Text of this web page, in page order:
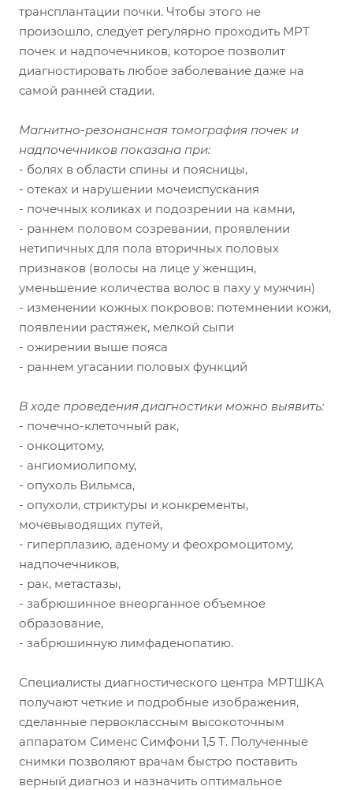
трансплантации почки. Чтобы этого не
произошло, следует регулярно проходить МРТ
почек и надпочечников, которое позволит
диагностировать любое заболевание даже на
самой ранней стадии.
Магнитно-резонансная томография почек и
надпочечников показана при:
- болях в области спины и поясницы,
- отеках и нарушении мочеиспускания
- почечных коликах и подозрении на камни,
- раннем половом созревании, проявлении
нетипичных для пола вторичных половых
признаков (волосы на лице у женщин,
уменьшение количества волос в паху у мужчин)
- изменении кожных покровов: потемнении кожи,
появлении растяжек, мелкой сыпи
- ожирении выше пояса
- раннем угасании половых функций
В ходе проведения диагностики можно выявить:
- почечно-клеточный рак,
- онкоцитому,
- ангиомиолипому,
- опухоль Вильмса,
- опухоли, стриктуры и конкременты,
мочевыводящих путей,
- гиперплазию, аденому и феохромоцитому,
надпочечников,
- рак, метастазы,
- забрюшинное внеорганное объемное
образование,
- забрюшинную лимфаденопатию.
Специалисты диагностического центра МРТШКА
получают четкие и подробные изображения,
сделанные первоклассным высокоточным
аппаратом Сименс Симфони 1,5 Т. Полученные
снимки позволяют врачам быстро поставить
верный диагноз и назначить оптимальное